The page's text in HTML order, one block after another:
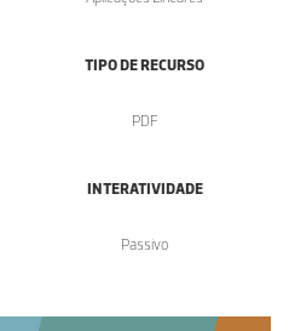
TIPO DE RECURSO
PDF
INTERATIVIDADE
Passivo